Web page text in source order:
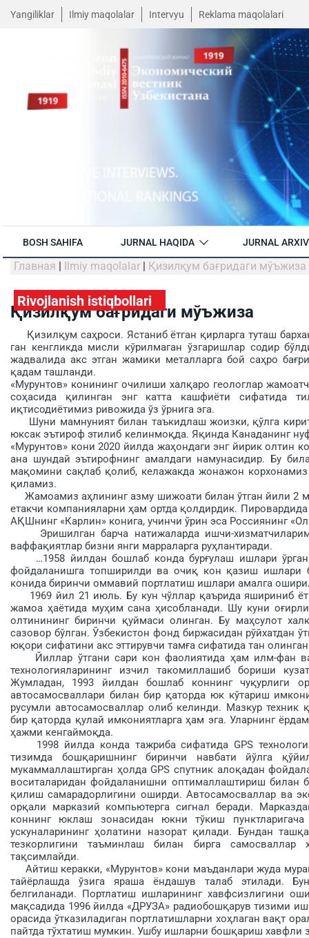
Yangiliklar Ilmiy maqolalar Intervyu Reklama maqolalari
BOSH SAHIFA JURNAL HAQIDA JURNAL
Главная | Ilmiy maqolalar | Қизилқум бағридаги мўъжиза
Rivojlanish istiqbollari
Қизилқум бағридаги мўъжиза
Қизилқум саҳроси. Ястаниб ётган қирларга туташ
ган кенгликда мисли кўрил­маган ўзгариш­лар содир
жадвалида акс этган жамики металларга бой саҳро
қадам ташланди.
«Мурунтов» конининг очилиши халқаро геологлар
соҳасида қилинган энг катта кашфиёти сифатида
иқтисодиётимиз ривожида ўз ўрнига эга.
Шуни мамнуният билан таъкидлаш жоизки, қўлга
юксак эътироф этилиб келин­моқда. Яқинда Канаданинг
«Мурунтов» кони 2020 йилда жаҳондаги энг йирик олтин
ана шундай эътирофнинг амалдаги намунасидир. Бу
мақомини сақ­лаб қолиб, келажакда жонажон
қи­ламиз.
Жамоамиз аҳлининг азму шижоа­ти билан ўтган йили 2
етакчи компанияларни ҳам ортда қолдирдик.
АҚШнинг «Карлин» конига, учинчи ўрин эса Россиянинг
Эришилган барча натижаларда ишчи-
ваффақиятлар бизни янги марраларга руҳлантиради.
…1958 йилдан бошлаб конда бур­ғулаш ишлари
фойдаланишга топширилди ва очиқ кон қазиш ишлари
конида биринчи оммавий порт­латиш ишлари амалга
1969 йил 21 июль. Бу кун чўллар қаърида яшириниб
жамоа ҳаётида муҳим сана ҳи­собланади. Шу куни
олтинининг биринчи қуй­маси олинган. Бу маҳсулот
сазовор бўлган. Ўзбекис­тон фонд биржасидан рўйхатдан
юқори сифатини акс эттирувчи тамға сифатида тан
Йиллар ўтгани сари кон фаолия­тида ҳам илм-фан ва
технологияларининг изчил тако­миллашиб бориши
Жумладан, 1993 йилдан бошлаб коннинг чуқурлиги
автосамосваллари билан бир қатор­да юк кўтариш
русумли автосамосваллар олиб келинди. Мазкур
бир қаторда қулай имкониятларга ҳам эга. Уларнинг
ҳажми кен­гаймоқда.
1998 йилда конда тажриба сифатида GPS
тизимда бошқаришнинг биринчи навбати йўлга
мукаммаллаштирган ҳолда GPS спутник алоқадан
воситаларидан фойдаланишни оптималлаштириш билан
қилиш самарадорлигини оширди. Автосамосваллар ва
орқали марказий компьютерга сигнал беради.
коннинг юклаш зонасидан юкни тўкиш
ускуналарининг ҳолатини назорат қилади. Бундан
тезкорлигини таъминлаш билан бирга самосваллар
тақсимлайди.
Айтиш керакки, «Мурунтов» кони маъданлари жуда
тайёрлашда ўзига яраша ёндашув талаб этилади.
белгиланади. Портлатиш ишларининг хавфсизлигини
мақсадида 1996 йилда «ДРУЗА» ра­диобошқарув тизими
орасида ўтказиладиган порт­латишларни хоҳлаган вақт
пайтда тўхтатиш мумкин. Ушбу ишларни бошқариш хавфли